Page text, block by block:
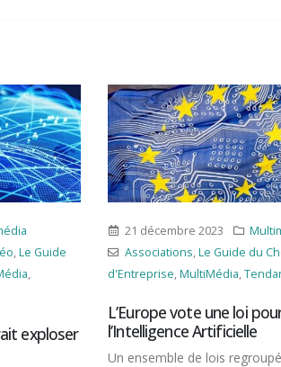
Multimédia
Le Guide du Chef
une loi pour réguler
lois regroupées sous
14 décembre
Associations,
du Chef d'Entreprise
L’IA, un vrai sujet
employeurs